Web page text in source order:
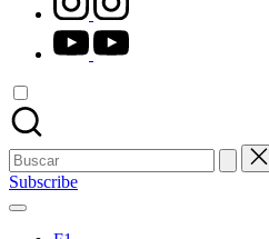
youtube.com
Buscar:
Subscribe